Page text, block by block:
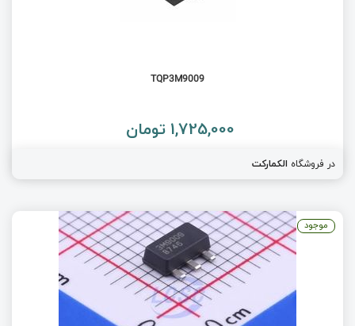
TQP3M9009
1,725,000 تومان
در فروشگاه الکمارکت
موجود